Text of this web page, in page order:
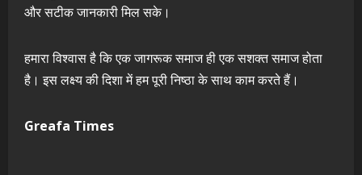
और सटीक जानकारी मिल सके।
हमारा विश्वास है कि एक जागरूक समाज ही एक सशक्त समाज होता
है। इस लक्ष्य की दिशा में हम पूरी निष्ठा के साथ काम करते हैं।
Greafa Times